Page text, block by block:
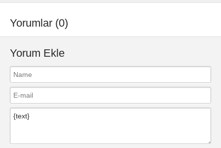
Yorumlar (0)
Yorum Ekle